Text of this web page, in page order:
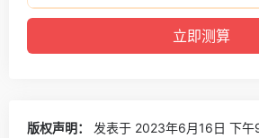
版权声明：
发表于 2023年6月16日 下午